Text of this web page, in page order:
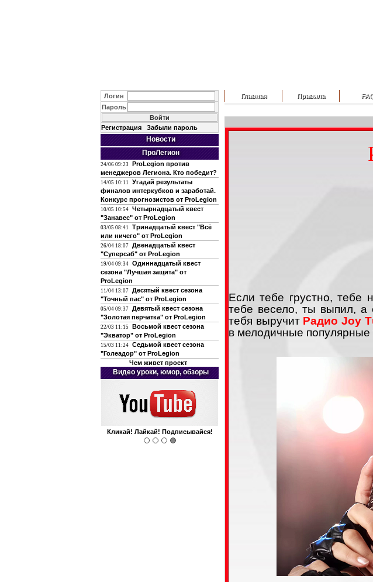
Логин
Пароль
Регистрация Забыли пароль
Новости
ПроЛегион
24/06 09:23
ProLegion против
менеджеров Легиона. Кто победит?
14/05 10:11
Угадай результаты
финалов интеркубков и заработай.
Конкурс прогнозистов от ProLegion
10/05 10:54 Четырнадцатый квест
"Занавес" от ProLegion
03/05 08:41
Тринадцатый квест "Всё
или ничего" от ProLegion
26/04 18:07 Двенадцатый квест
"Суперсаб" от ProLegion
19/04 09:34 Одиннадцатый квест
сезона "Лучшая защита" от
ProLegion
11/04 13:07 Десятый квест сезона
"Точный пас" от ProLegion
05/04 09:37 Девятый квест сезона
"Золотая перчатка" от ProLegion
22/03 11:15
Восьмой квест сезона
"Экватор" от ProLegion
15/03 11:24 Седьмой квест сезона
"Голеадор" от ProLegion
Чем живет проект
О футболе и не только
Интегрирован с чатом форума!
Главная Правила
Если тебе грустно, тебе
тебе весело, ты выпил, а
тебя выручит Радио Joy
в мелодичные